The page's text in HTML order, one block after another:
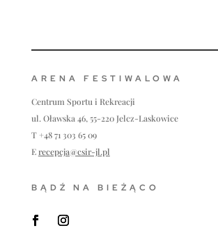
ARENA FESTIWALOWA
Centrum Sportu i Rekreacji
ul. Oławska 46, 55-220 Jelcz-Laskowice
T +48 71 303 65 09
E recepcja@csir-jl.pl
BĄDŹ NA BIEŻĄCO